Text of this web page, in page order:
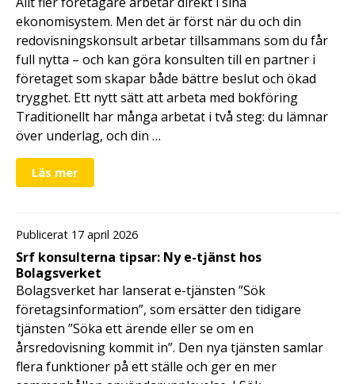
ekonomisystem. Men det är först när du och din
redovisningskonsult arbetar tillsammans som du får
full nytta – och kan göra konsulten till en partner i
företaget som skapar både bättre beslut och ökad
trygghet. Ett nytt sätt att arbeta med bokföring
Traditionellt har många arbetat i två steg: du lämnar
över underlag, och din …
Läs mer
Publicerat 17 april 2026
Srf konsulterna tipsar: Ny e-tjänst hos
Bolagsverket
Bolagsverket har lanserat e-tjänsten ”Sök
företagsinformation”, som ersätter den tidigare
tjänsten ”Söka ett ärende eller se om en
årsredovisning kommit in”. Den nya tjänsten samlar
flera funktioner på ett ställe och ger en mer